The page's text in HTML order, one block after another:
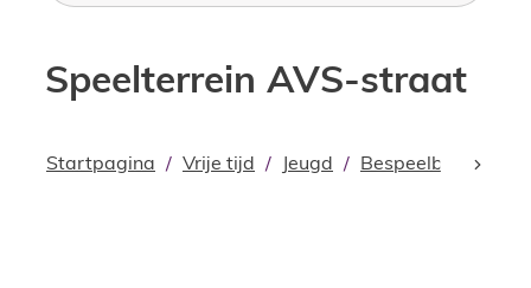
Speelterrein AVS-straat
Startpagina Vrije tijd Jeugd Bespeelbare stad